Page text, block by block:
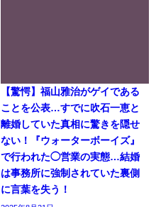
【驚愕】福山雅治がゲイである
ことを公表…すでに吹石一恵と
離婚していた真相に驚きを隠せ
ない！『ウォーターボーイズ』
で行われた◯営業の実態…結婚
は事務所に強制されていた裏側
に言葉を失う！